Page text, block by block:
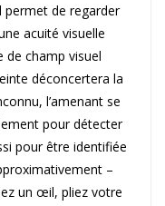
permet de regarder
acuité visuelle
de champ visuel
déconcertera la
l’amenant se
pour détecter
pour être identifiée
–
un œil, pliez votre